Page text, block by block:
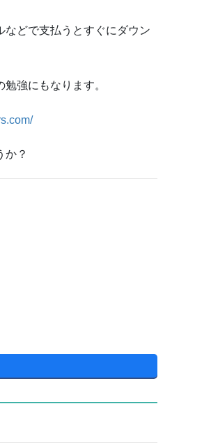
どで支払うとすぐにダウン
強にもなります。
か？